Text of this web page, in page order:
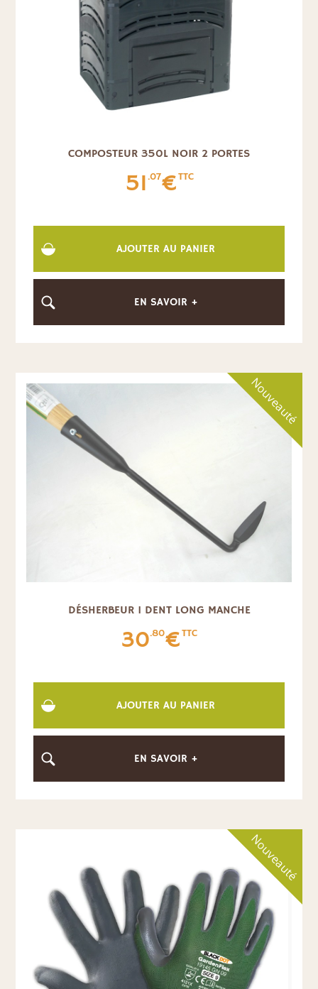
COMPOSTEUR 350L NOIR 2 PORTES
51.07€TTC
AJOUTER AU PANIER
EN SAVOIR +
Nouveauté
DÉSHERBEUR 1 DENT LONG MANCHE
30.80€TTC
AJOUTER AU PANIER
EN SAVOIR +
Nouveauté